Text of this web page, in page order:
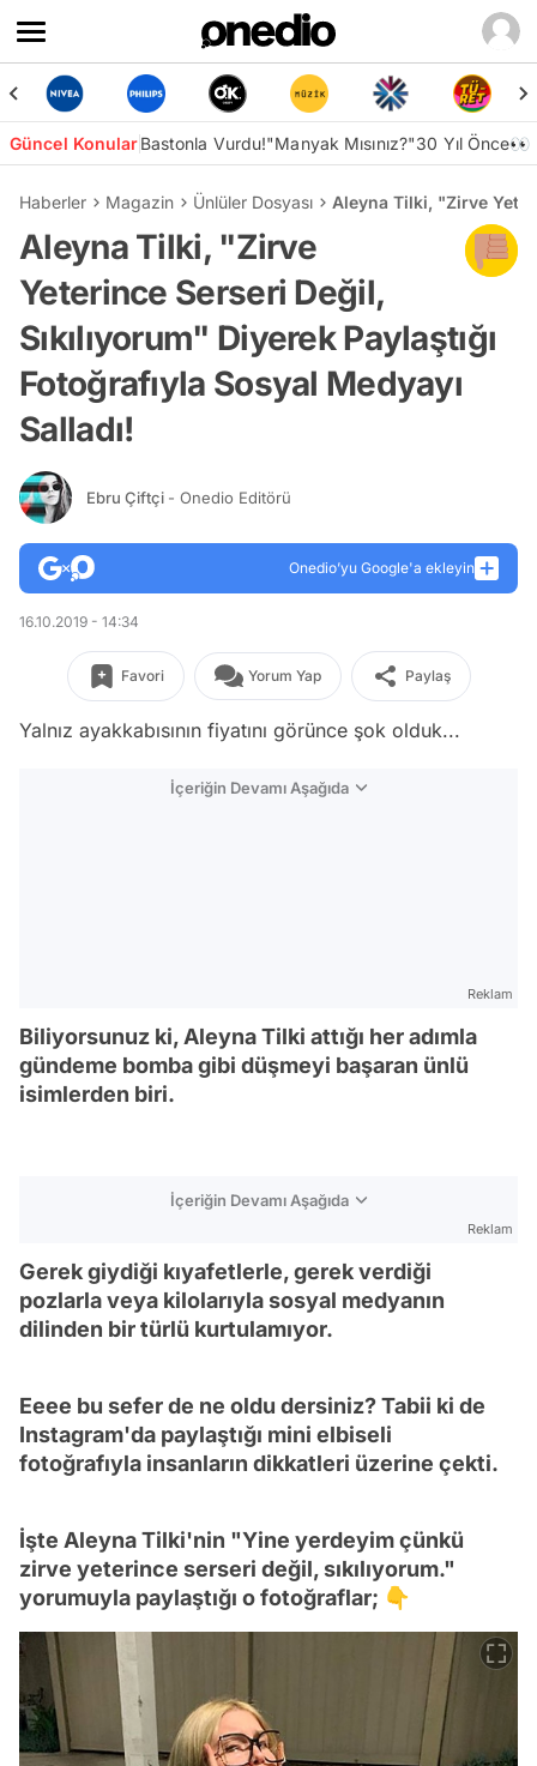
Güncel KonularBastonla Vurdu!"Manyak Mısınız?"30 Yıl Önce👀
Haberler Magazin Ünlüler Dosyası Aleyna Tilki, "Zirve
Aleyna Tilki, "Zirve
Yeterince Serseri Değil,
Sıkılıyorum" Diyerek Paylaştığı
Fotoğrafıyla Sosyal Medyayı
Salladı!
Ebru Çiftçi - Onedio Editörü
Onedio’yu Google'a ekleyin
16.10.2019 - 14:34
Favori Yorum Yap Paylaş
Yalnız ayakkabısının fiyatını görünce şok olduk...
İçeriğin Devamı Aşağıda
Reklam
Biliyorsunuz ki, Aleyna Tilki attığı her adımla
gündeme bomba gibi düşmeyi başaran ünlü
isimlerden biri.
İçeriğin Devamı Aşağıda
Reklam
Gerek giydiği kıyafetlerle, gerek verdiği
pozlarla veya kilolarıyla sosyal medyanın
dilinden bir türlü kurtulamıyor.
Eeee bu sefer de ne oldu dersiniz? Tabii ki de
Instagram'da paylaştığı mini elbiseli
fotoğrafıyla insanların dikkatleri üzerine çekti.
İşte Aleyna Tilki'nin "Yine yerdeyim çünkü
zirve yeterince serseri değil, sıkılıyorum."
yorumuyla paylaştığı o fotoğraflar; 👇